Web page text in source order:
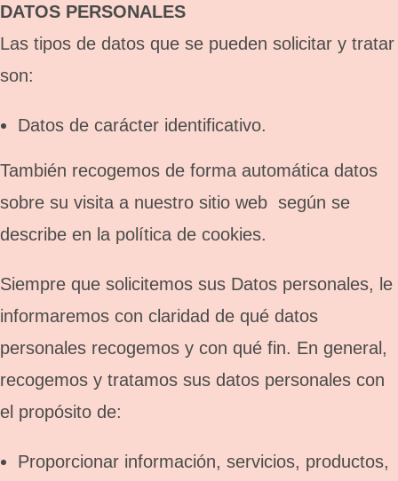
DATOS PERSONALES
Las tipos de datos que se pueden solicitar y tratar
son:
Datos de carácter identificativo.
También recogemos de forma automática datos
sobre su visita a nuestro sitio web según se
describe en la política de cookies.
Siempre que solicitemos sus Datos personales, le
informaremos con claridad de qué datos
personales recogemos y con qué fin. En general,
recogemos y tratamos sus datos personales con
el propósito de:
Proporcionar información, servicios, productos,